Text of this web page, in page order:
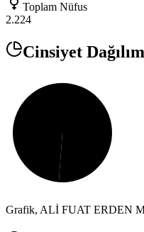
Toplam Nüfus
2.224
Cinsiyet
Grafik, ALİ FUAT ERDEN